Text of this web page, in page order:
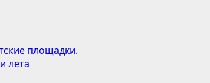
площадки.
лета